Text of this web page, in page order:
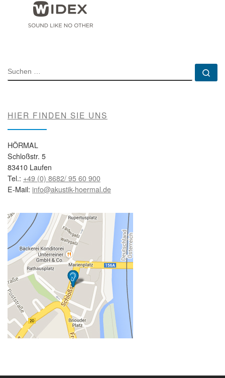
SUCHE
HIER FINDEN SIE UNS
HÖRMAL
Schloßstr. 5
83410 Laufen
Tel.: +49 (0) 8682/ 95 60 900
E-Mail: info@akustik-hoermal.de